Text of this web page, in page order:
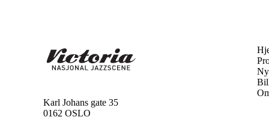
Karl Johans gate 35
0162 OSLO